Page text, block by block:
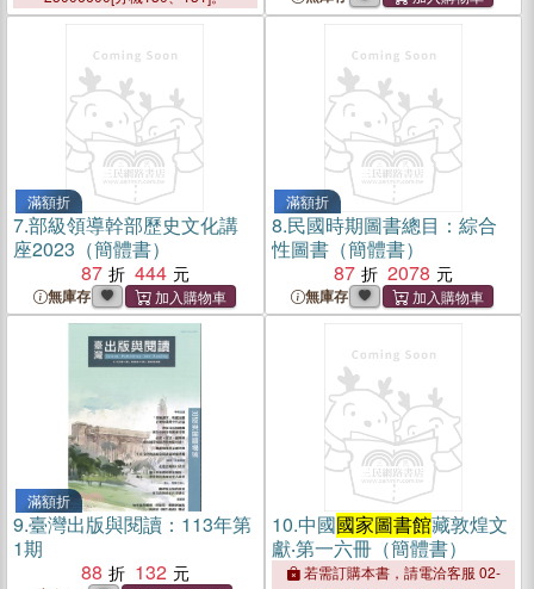
滿額折
7.部級領導幹部歷史文化講
座2023（簡體書）
87
444
無庫存
滿額折
8.民國時期圖書總目：綜合
性圖書（簡體書）
87
2078
無庫存
滿額折
9.臺灣出版與閱讀：113年第
1期
88
132
10.中國國家圖書館藏敦煌文
獻‧第一六冊（簡體書）
若需訂購本書，請電洽客服 02-